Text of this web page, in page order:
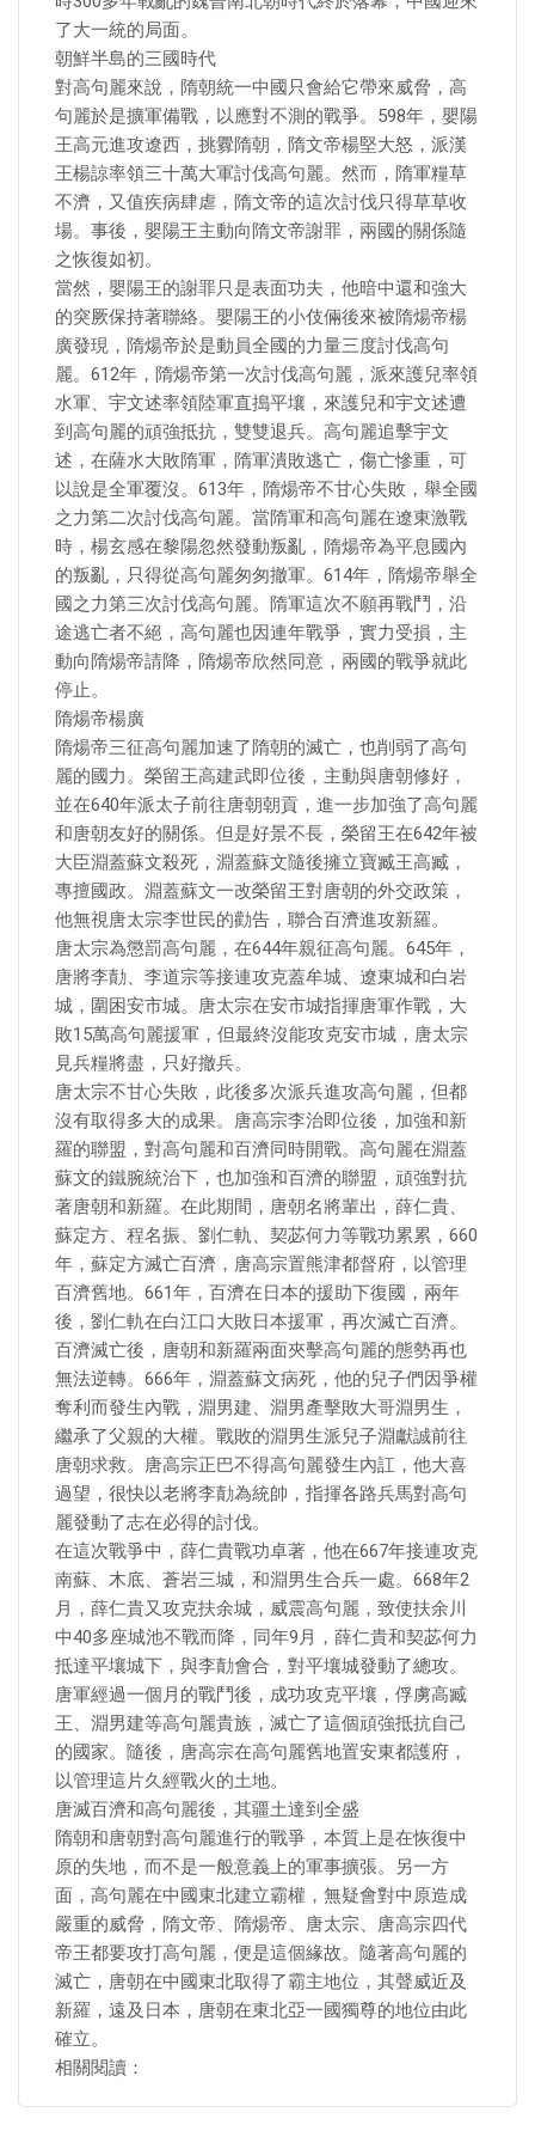
了大一統的局面。
朝鮮半島的三國時代
對高句麗來說，隋朝統一中國只會給它帶來威脅，高
句麗於是擴軍備戰，以應對不測的戰爭。598年，嬰陽
王高元進攻遼西，挑釁隋朝，隋文帝楊堅大怒，派漢
王楊諒率領三十萬大軍討伐高句麗。然而，隋軍糧草
不濟，又值疾病肆虐，隋文帝的這次討伐只得草草收
場。事後，嬰陽王主動向隋文帝謝罪，兩國的關係隨
之恢復如初。
當然，嬰陽王的謝罪只是表面功夫，他暗中還和強大
的突厥保持著聯絡。嬰陽王的小伎倆後來被隋煬帝楊
廣發現，隋煬帝於是動員全國的力量三度討伐高句
麗。612年，隋煬帝第一次討伐高句麗，派來護兒率領
水軍、宇文述率領陸軍直搗平壤，來護兒和宇文述遭
到高句麗的頑強抵抗，雙雙退兵。高句麗追擊宇文
述，在薩水大敗隋軍，隋軍潰敗逃亡，傷亡慘重，可
以說是全軍覆沒。613年，隋煬帝不甘心失敗，舉全國
之力第二次討伐高句麗。當隋軍和高句麗在遼東激戰
時，楊玄感在黎陽忽然發動叛亂，隋煬帝為平息國內
的叛亂，只得從高句麗匆匆撤軍。614年，隋煬帝舉全
國之力第三次討伐高句麗。隋軍這次不願再戰鬥，沿
途逃亡者不絕，高句麗也因連年戰爭，實力受損，主
動向隋煬帝請降，隋煬帝欣然同意，兩國的戰爭就此
停止。
隋煬帝楊廣
隋煬帝三征高句麗加速了隋朝的滅亡，也削弱了高句
麗的國力。榮留王高建武即位後，主動與唐朝修好，
並在640年派太子前往唐朝朝貢，進一步加強了高句麗
和唐朝友好的關係。但是好景不長，榮留王在642年被
大臣淵蓋蘇文殺死，淵蓋蘇文隨後擁立寶臧王高臧，
專擅國政。淵蓋蘇文一改榮留王對唐朝的外交政策，
他無視唐太宗李世民的勸告，聯合百濟進攻新羅。
唐太宗為懲罰高句麗，在644年親征高句麗。645年，
唐將李勣、李道宗等接連攻克蓋牟城、遼東城和白岩
城，圍困安市城。唐太宗在安市城指揮唐軍作戰，大
敗15萬高句麗援軍，但最終沒能攻克安市城，唐太宗
見兵糧將盡，只好撤兵。
唐太宗不甘心失敗，此後多次派兵進攻高句麗，但都
沒有取得多大的成果。唐高宗李治即位後，加強和新
羅的聯盟，對高句麗和百濟同時開戰。高句麗在淵蓋
蘇文的鐵腕統治下，也加強和百濟的聯盟，頑強對抗
著唐朝和新羅。在此期間，唐朝名將輩出，薛仁貴、
蘇定方、程名振、劉仁軌、契苾何力等戰功累累，660
年，蘇定方滅亡百濟，唐高宗置熊津都督府，以管理
百濟舊地。661年，百濟在日本的援助下復國，兩年
後，劉仁軌在白江口大敗日本援軍，再次滅亡百濟。
百濟滅亡後，唐朝和新羅兩面夾擊高句麗的態勢再也
無法逆轉。666年，淵蓋蘇文病死，他的兒子們因爭權
奪利而發生內戰，淵男建、淵男產擊敗大哥淵男生，
繼承了父親的大權。戰敗的淵男生派兒子淵獻誠前往
唐朝求救。唐高宗正巴不得高句麗發生內訌，他大喜
過望，很快以老將李勣為統帥，指揮各路兵馬對高句
麗發動了志在必得的討伐。
在這次戰爭中，薛仁貴戰功卓著，他在667年接連攻克
南蘇、木底、蒼岩三城，和淵男生合兵一處。668年2
月，薛仁貴又攻克扶余城，威震高句麗，致使扶余川
中40多座城池不戰而降，同年9月，薛仁貴和契苾何力
抵達平壤城下，與李勣會合，對平壤城發動了總攻。
唐軍經過一個月的戰鬥後，成功攻克平壤，俘虜高臧
王、淵男建等高句麗貴族，滅亡了這個頑強抵抗自己
的國家。隨後，唐高宗在高句麗舊地置安東都護府，
以管理這片久經戰火的土地。
唐滅百濟和高句麗後，其疆土達到全盛
隋朝和唐朝對高句麗進行的戰爭，本質上是在恢復中
原的失地，而不是一般意義上的軍事擴張。另一方
面，高句麗在中國東北建立霸權，無疑會對中原造成
嚴重的威脅，隋文帝、隋煬帝、唐太宗、唐高宗四代
帝王都要攻打高句麗，便是這個緣故。隨著高句麗的
滅亡，唐朝在中國東北取得了霸主地位，其聲威近及
新羅，遠及日本，唐朝在東北亞一國獨尊的地位由此
確立。
相關閱讀：